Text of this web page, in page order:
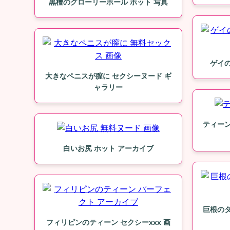
黒檀のグローリーホール ホット 写真
大きなペニスが膣に セクシーヌード ギ
ャラリー
白いお尻 ホット アーカイブ
フィリピンのティーン セクシーxxx 画
ゲイ
ティー
巨根の